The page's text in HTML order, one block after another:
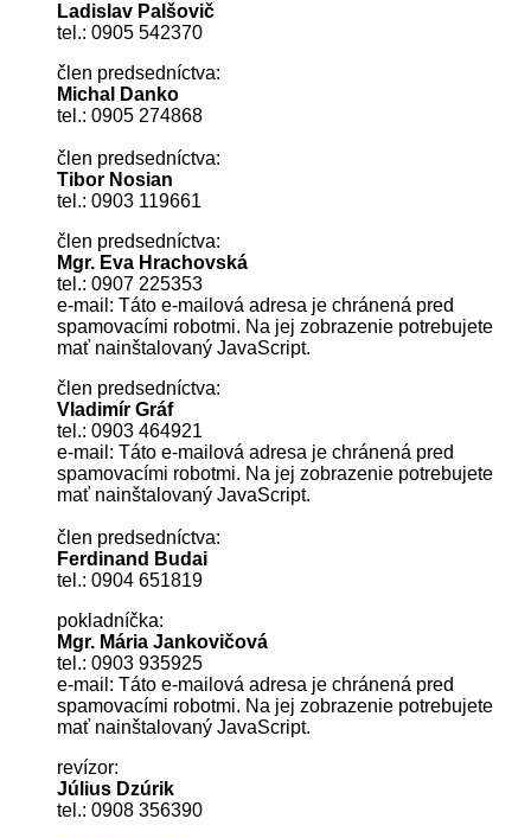
Ladislav Palšovič
tel.: 0905 542370
člen predsedníctva:
Michal Danko
tel.: 0905 274868
člen predsedníctva:
Tibor Nosian
tel.: 0903 119661
člen predsedníctva:
Mgr. Eva Hrachovská
tel.: 0907 225353
e-mail: Táto e-mailová adresa je chránená pred
spamovacími robotmi. Na jej zobrazenie potrebujete
mať nainštalovaný JavaScript.
člen predsedníctva:
Vladimír Gráf
tel.: 0903 464921
e-mail: Táto e-mailová adresa je chránená pred
spamovacími robotmi. Na jej zobrazenie potrebujete
mať nainštalovaný JavaScript.
člen predsedníctva:
Ferdinand Budai
tel.: 0904 651819
pokladníčka:
Mgr. Mária Jankovičová
tel.: 0903 935925
e-mail: Táto e-mailová adresa je chránená pred
spamovacími robotmi. Na jej zobrazenie potrebujete
mať nainštalovaný JavaScript.
revízor:
Július Dzúrik
tel.: 0908 356390